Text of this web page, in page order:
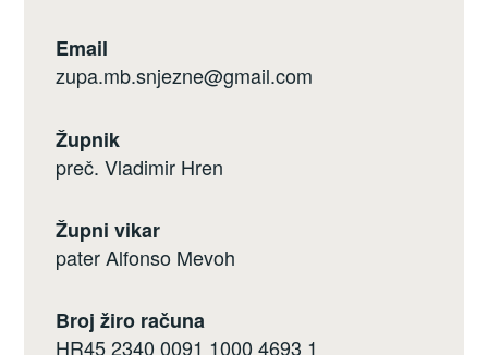
Email
zupa.mb.snjezne@gmail.com
Župnik
preč. Vladimir Hren
Župni vikar
pater Alfonso Mevoh
Broj žiro računa
HR45 2340 0091 1000 4693 1